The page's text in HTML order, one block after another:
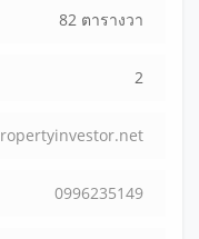
82 ตารางวา
2
ropertyinvestor.net
0996235149